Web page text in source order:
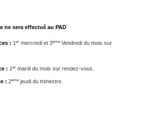
ne sera effectué au PAD
: 1er mercredi et 3ème Vendredi du mois sur
: 1er mardi du mois sur rendez-vous.
: 2ème jeudi du trimestre.